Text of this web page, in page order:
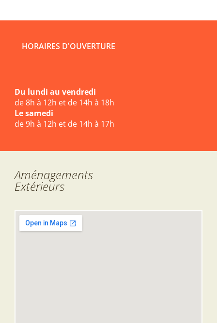
HORAIRES D'OUVERTURE
Du lundi au vendredi
de 8h à 12h et de 14h à 18h
Le samedi
de 9h à 12h et de 14h à 17h
Aménagements
Extérieurs